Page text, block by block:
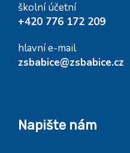
školní účetní
+420 776 172 209
hlavní e-mail
zsbabice@zsbabice.cz
Napište nám